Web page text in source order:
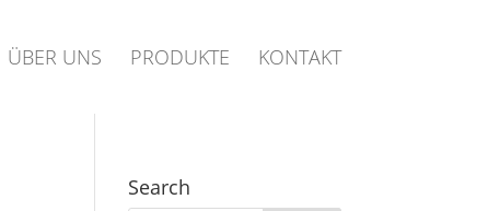
ÜBER UNS PRODUKTE KONTAKT
Search